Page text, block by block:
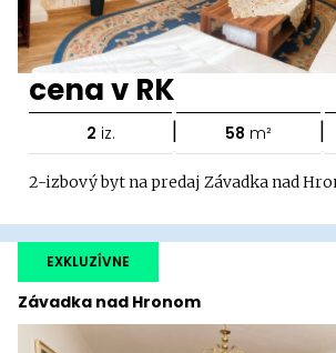
cena v RK
2 iz. | 58 m² |
2-izbový byt na predaj Závadka nad
Závadka nad Hronom
EXKLUZÍVNE